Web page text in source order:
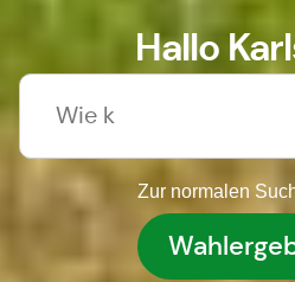
Hallo
Zur normalen